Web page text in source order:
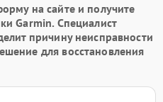
на сайте и получите
Garmin. Специалист
причину неисправности
для восстановления